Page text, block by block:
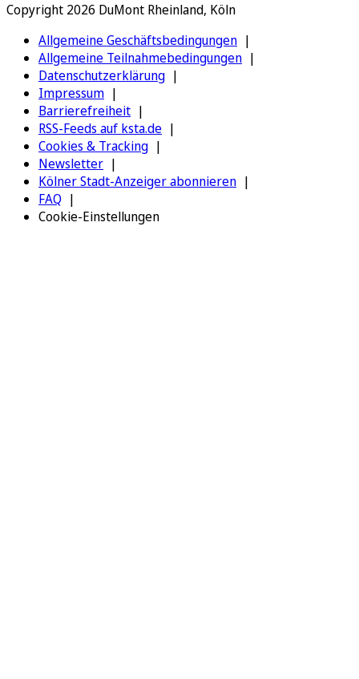
Copyright 2026 DuMont Rheinland, Köln
Allgemeine Geschäftsbedingungen
Allgemeine Teilnahmebedingungen
Datenschutzerklärung
Impressum
Barrierefreiheit
RSS-Feeds auf ksta.de
Cookies & Tracking
Newsletter
Kölner Stadt-Anzeiger abonnieren
FAQ
Cookie-Einstellungen